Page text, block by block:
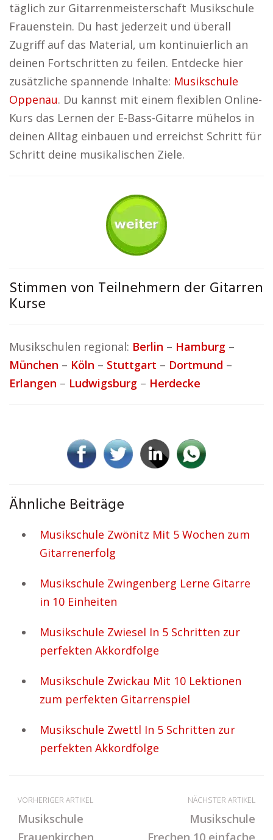
täglich zur Gitarrenmeisterschaft Musikschule
Frauenstein. Du hast jederzeit und überall
Zugriff auf das Material, um kontinuierlich an
deinen Fortschritten zu feilen. Entdecke hier
zusätzliche spannende Inhalte: Musikschule
Oppenau. Du kannst mit einem flexiblen Online-
Kurs das Lernen der E-Bass-Gitarre mühelos in
deinen Alltag einbauen und erreichst Schritt für
Schritt deine musikalischen Ziele.
Stimmen von Teilnehmern der Gitarren
Kurse
Musikschulen regional: Berlin – Hamburg –
München – Köln – Stuttgart – Dortmund –
Erlangen – Ludwigsburg – Herdecke
Ähnliche Beiträge
Musikschule Zwönitz Mit 5 Wochen zum
Gitarrenerfolg
Musikschule Zwingenberg Lerne Gitarre
in 10 Einheiten
Musikschule Zwiesel In 5 Schritten zur
perfekten Akkordfolge
Musikschule Zwickau Mit 10 Lektionen
zum perfekten Gitarrenspiel
Musikschule Zwettl In 5 Schritten zur
perfekten Akkordfolge
VORHERIGER ARTIKEL
Musikschule
Frauenkirchen
NÄCHSTER ARTIKEL
Musikschule
Frechen 10 einfache